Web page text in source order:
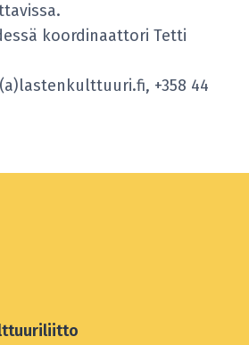
koordinaattori Tetti
+358 44